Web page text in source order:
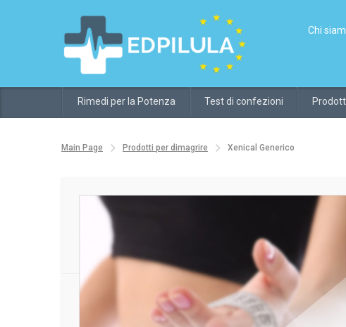
Chi
Rimedi per la Potenza Test di confezioni
Main Page Prodotti per dimagrire Xenical Generico